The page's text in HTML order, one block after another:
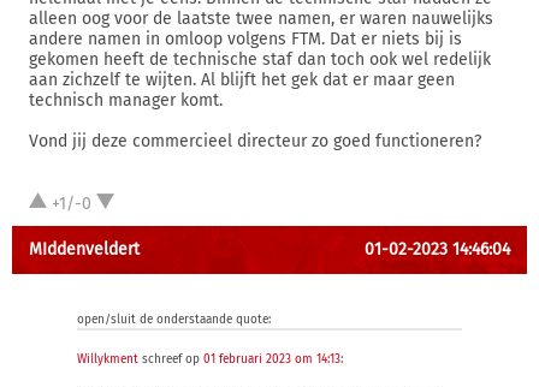
alleen oog voor de laatste twee namen, er waren nauwelijks
andere namen in omloop volgens FTM. Dat er niets bij is
gekomen heeft de technische staf dan toch ook wel redelijk
aan zichzelf te wijten. Al blijft het gek dat er maar geen
technisch manager komt.
Vond jij deze commercieel directeur zo goed functioneren?
+1/-0
MIddenveldert 01-02-2023 14:46:04
open/sluit de onderstaande quote:
Willykment schreef op 01 februari 2023 om 14:13: